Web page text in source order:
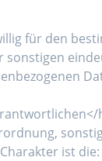
für den
ist die: